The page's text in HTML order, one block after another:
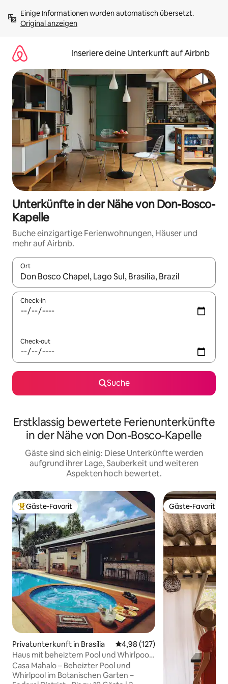
Inhalten
springenOriginal anzeigen
Inseriere deine Unterkunft auf Airbnb
Unterkünfte in der Nähe von Don-Bosco-
Kapelle
Buche einzigartige Ferienwohnungen, Häuser und
mehr auf Airbnb.
Ort
Wenn Ergebnisse verfügbar sind, navigiere mit den
Check-in
Check-out
Suche
Erstklassig bewertete Ferienunterkünfte
in der Nähe von Don-Bosco-Kapelle
Gäste sind sich einig: Diese Unterkünfte werden
aufgrund ihrer Lage, Sauberkeit und weiteren
Aspekten hoch bewertet.
Beliebter Gäste-Favorit.
Gäste-Favorit
Privatunterkunft in Brasília Durchschnittliche Bewertung:
4,98 (127)
Haus mit beheiztem Pool und Whirlpool |
10 Gäste
Casa Mahalo – Beheizter Pool und
Whirlpool im Botanischen Garten –
Gäste-Favorit
Gäste-Favorit